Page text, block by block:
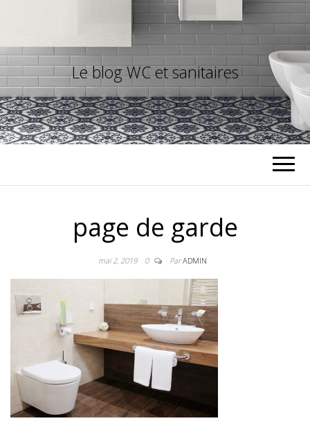
Le blog WC et sanitaires
page de garde
mai 2, 2019 0 ParADMIN